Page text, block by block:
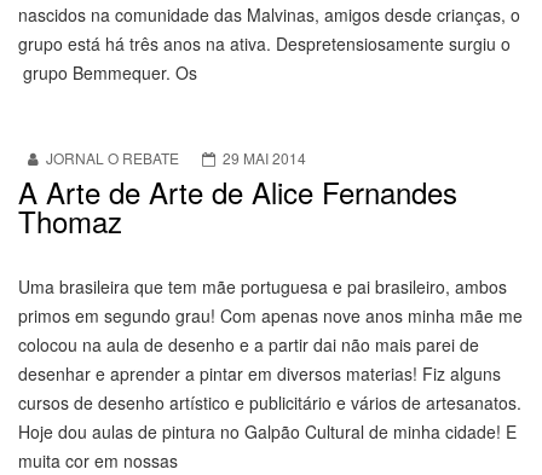
nascidos na comunidade das Malvinas, amigos desde crianças, o
grupo está há três anos na ativa. Despretensiosamente surgiu o
grupo Bemmequer. Os
JORNAL O REBATE 29 MAI 2014
A Arte de Arte de Alice Fernandes
Thomaz
Uma brasileira que tem mãe portuguesa e pai brasileiro, ambos
primos em segundo grau! Com apenas nove anos minha mãe me
colocou na aula de desenho e a partir dai não mais parei de
desenhar e aprender a pintar em diversos materias! Fiz alguns
cursos de desenho artístico e publicitário e vários de artesanatos.
Hoje dou aulas de pintura no Galpão Cultural de minha cidade! E
muita cor em nossas